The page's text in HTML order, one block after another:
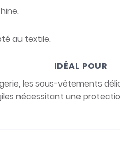
au textile.
IDÉAL POUR
les sous-vêtements
nécessitant une